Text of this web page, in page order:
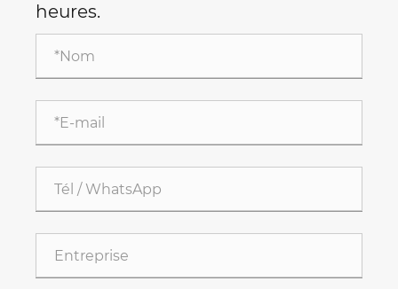
heures.